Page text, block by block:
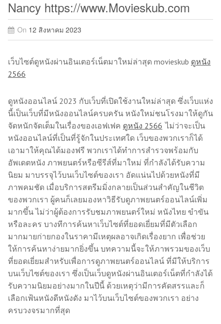
Nancy https://www.Movieskub.com
On 12 สิงหาคม 2023
เว็บไซต์ดูหนังผ่านอินเตอร์เน็ตมาใหม่ล่าสุด movieskub ดูหนัง
2566
ดูหนังออนไลน์ 2023 กับเว็บที่เปิดใช้งานใหม่ล่าสุด ซึ่งเว็บแห่ง
นี้เป็นเว็บที่มีหนังออนไลน์ครบครัน หนังใหม่ชนโรงมาให้ดูกัน
จัดหนักจัดเต็มในเรื่องของเอฟเฟค ดูหนัง 2566 ไม่ว่าจะเป็น
หนังออนไลน์ที่เป็นที่รู้จักในประเทศใด เว็บของพวกเราก็ได้
เอามาให้คุณได้มองฟรี พวกเราได้ทำการสำรวจพร้อมกับ
อัพเดตหนัง ภาพยนตร์หรือซีรีส์ที่มาใหม่ ที่กำลังได้รับความ
นิยม มาบรรจุไว้บนเว็บไซต์ของเรา อัดแน่นไปด้วยหนังที่มี
ภาพคมชัด เมื่อบริการสตรีมมิ่งกลายเป็นส่วนสำคัญในชีวิต
ของพวกเรา ผู้คนก็เลยมองหาวิธีรับดูภาพยนตร์ออนไลน์เพิ่ม
มากขึ้น ไม่ว่าผู้ต้องการรับชมภาพยนตร์ใหม่ หนังไทย ขำขัน
หรือละคร บางทีการค้นหาเว็บไซต์ที่ยอดเยี่ยมที่มีตัวเลือก
มากมายก่ายกองในราคามีเหตุผลอาจเกิดเรื่องยาก เพื่อช่วย
ให้การค้นหาง่ายมากยิ่งขึ้น บทความนี้จะให้ภาพรวมของเว็บ
ที่ยอดเยี่ยมสำหรับเพื่อการดูภาพยนตร์ออนไลน์ ที่มีให้บริการ
บนเว็บไซต์ของเรา ซึ่งเป็นเว็บดูหนังผ่านอินเตอร์เน็ตที่กำลังได้
รับความนิยมอย่างมากในปีนี้ ด้วยเหตุว่ามีการคัดสรรและก็
เลือกเฟ้นหนังดีหนังดัง มาไว้บนเว็บไซต์ของพวกเรา อย่าง
ครบวงจรมากที่สุด